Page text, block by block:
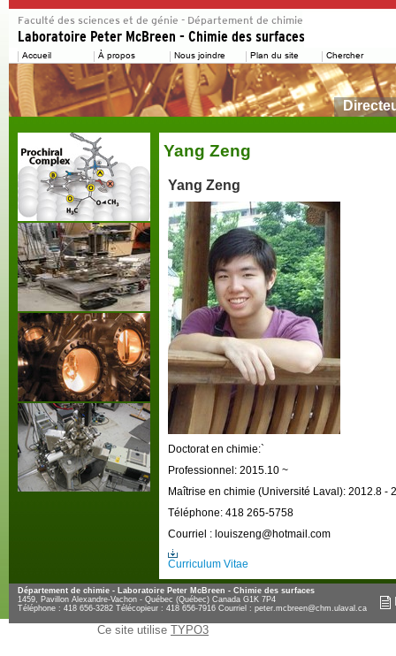
Yang Zeng
Yang Zeng
Doctorat en chimie:`
Professionnel: 2015.10 ~
Maîtrise en chimie (Université Laval): 2012.8 -
Téléphone: 418 265-5758
Courriel : louiszeng@hotmail.com
Curriculum Vitae
Département de chimie - Laboratoire Peter McBreen - Chimie des surfaces
1459, Pavillon Alexandre-Vachon - Québec (Québec) Canada G1K 7P4
Téléphone : 418 656-3282 Télécopieur : 418 656-7916 Courriel : peter.mcbreen@chm.ulaval.ca
Ce site utilise TYPO3